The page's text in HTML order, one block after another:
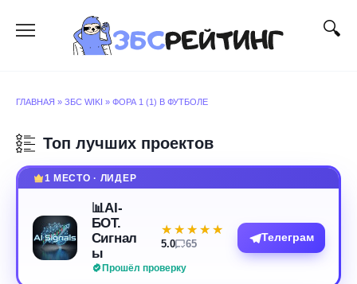
содержанию
ГЛАВНАЯ » ЗБС WIKI » ФОРА 1 (1) В ФУТБОЛЕ
Топ лучших проектов
1 МЕСТО · ЛИДЕР
📊AI-
БОТ.
Сигнал
ы
Прошёл проверку
★★★★★
★★★★★
5.0 65
Телеграм